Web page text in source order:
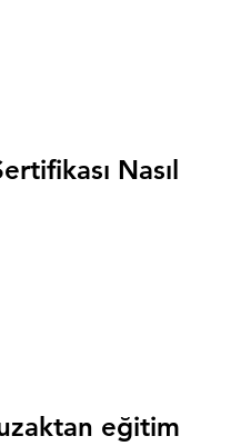
Nasıl
eğitim